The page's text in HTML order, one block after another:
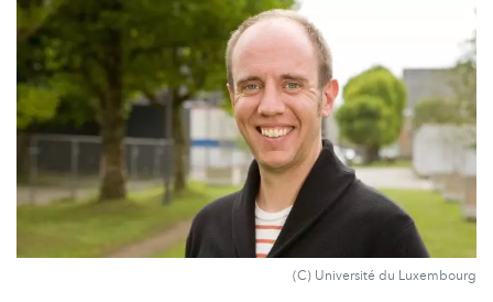
(C) Université du Luxembourg